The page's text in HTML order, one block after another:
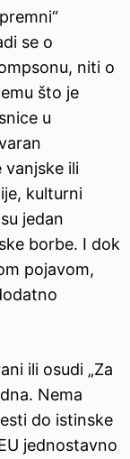
se o
niti o
što je
u
vanjske ili
kulturni
jedan
borbe. I dok
pojavom,
ili osudi „Za
Nema
do istinske
jednostavno